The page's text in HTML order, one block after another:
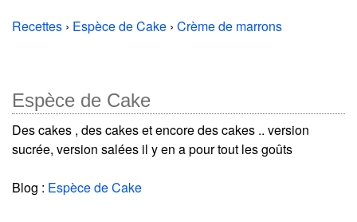
Recettes › Espèce de Cake › Crème de marrons
Espèce de Cake
Des cakes , des cakes et encore des cakes .. version
sucrée, version salées il y en a pour tout les goûts
Blog : Espèce de Cake